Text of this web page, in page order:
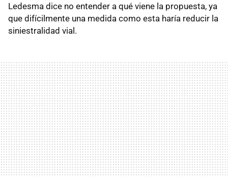
Ledesma dice no entender a qué viene la propuesta, ya
que difícilmente una medida como esta haría reducir la
siniestralidad vial.